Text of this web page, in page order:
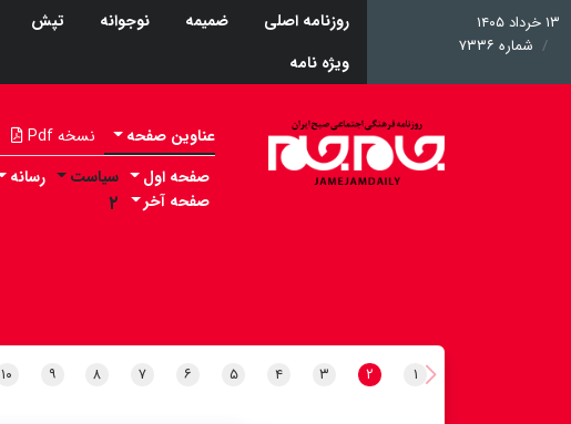
۱۳ خرداد ۱۴۰۵
شماره ۷۳۳۶
روزنامه اصلی ضمیمه نوجوانه تپش
ویژه نامه
عناوین صفحه نسخه Pdf
صفحه اول سیاست
۲
رسانه
صفحه آخر
۱ ۲ ۳ ۴ ۵ ۶ ۷ ۸ ۹ ۱۰